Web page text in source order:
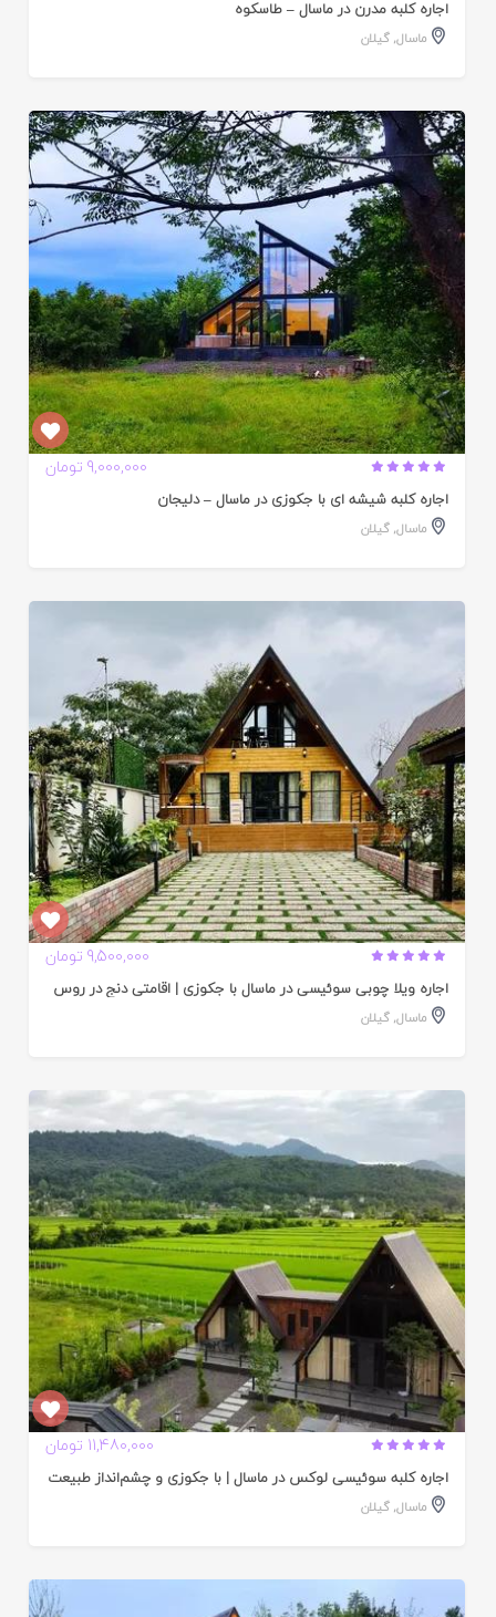
اجاره کلبه مدرن در ماسال – طاسکوه
ماسال,گیلان
9,000,000 تومان
اجاره کلبه شیشه ای با جکوزی در ماسال – دلیجان
ماسال,گیلان
9,500,000 تومان
اجاره ویلا چوبی سوئیسی در ماسال با جکوزی | اقامتی دنج در روس
ماسال,گیلان
11,480,000 تومان
اجاره کلبه سوئیسی لوکس در ماسال | با جکوزی و چشم‌انداز طبیعت
ماسال,گیلان